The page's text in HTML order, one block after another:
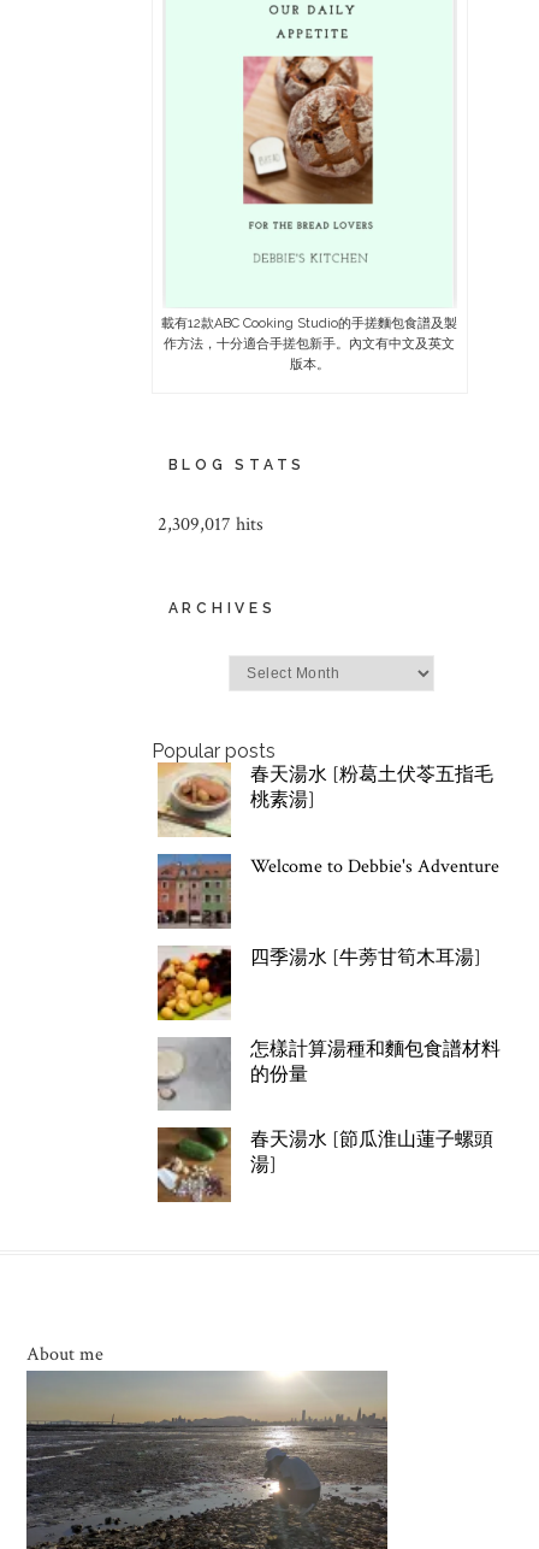
載有12款ABC Cooking Studio的手搓麵包食譜及製
作方法，十分適合手搓包新手。內文有中文及英文
版本。
BLOG STATS
2,309,017 hits
ARCHIVES
Popular posts
春天湯水 [粉葛土伏苓五指毛
桃素湯]
Welcome to Debbie's Adventure
四季湯水 [牛蒡甘筍木耳湯]
怎樣計算湯種和麵包食譜材料
的份量
春天湯水 [節瓜淮山蓮子螺頭
湯]
About me